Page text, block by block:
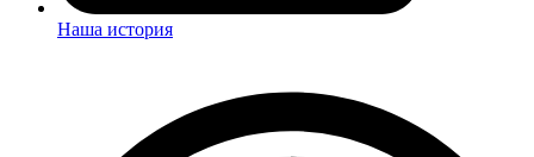
Наша история